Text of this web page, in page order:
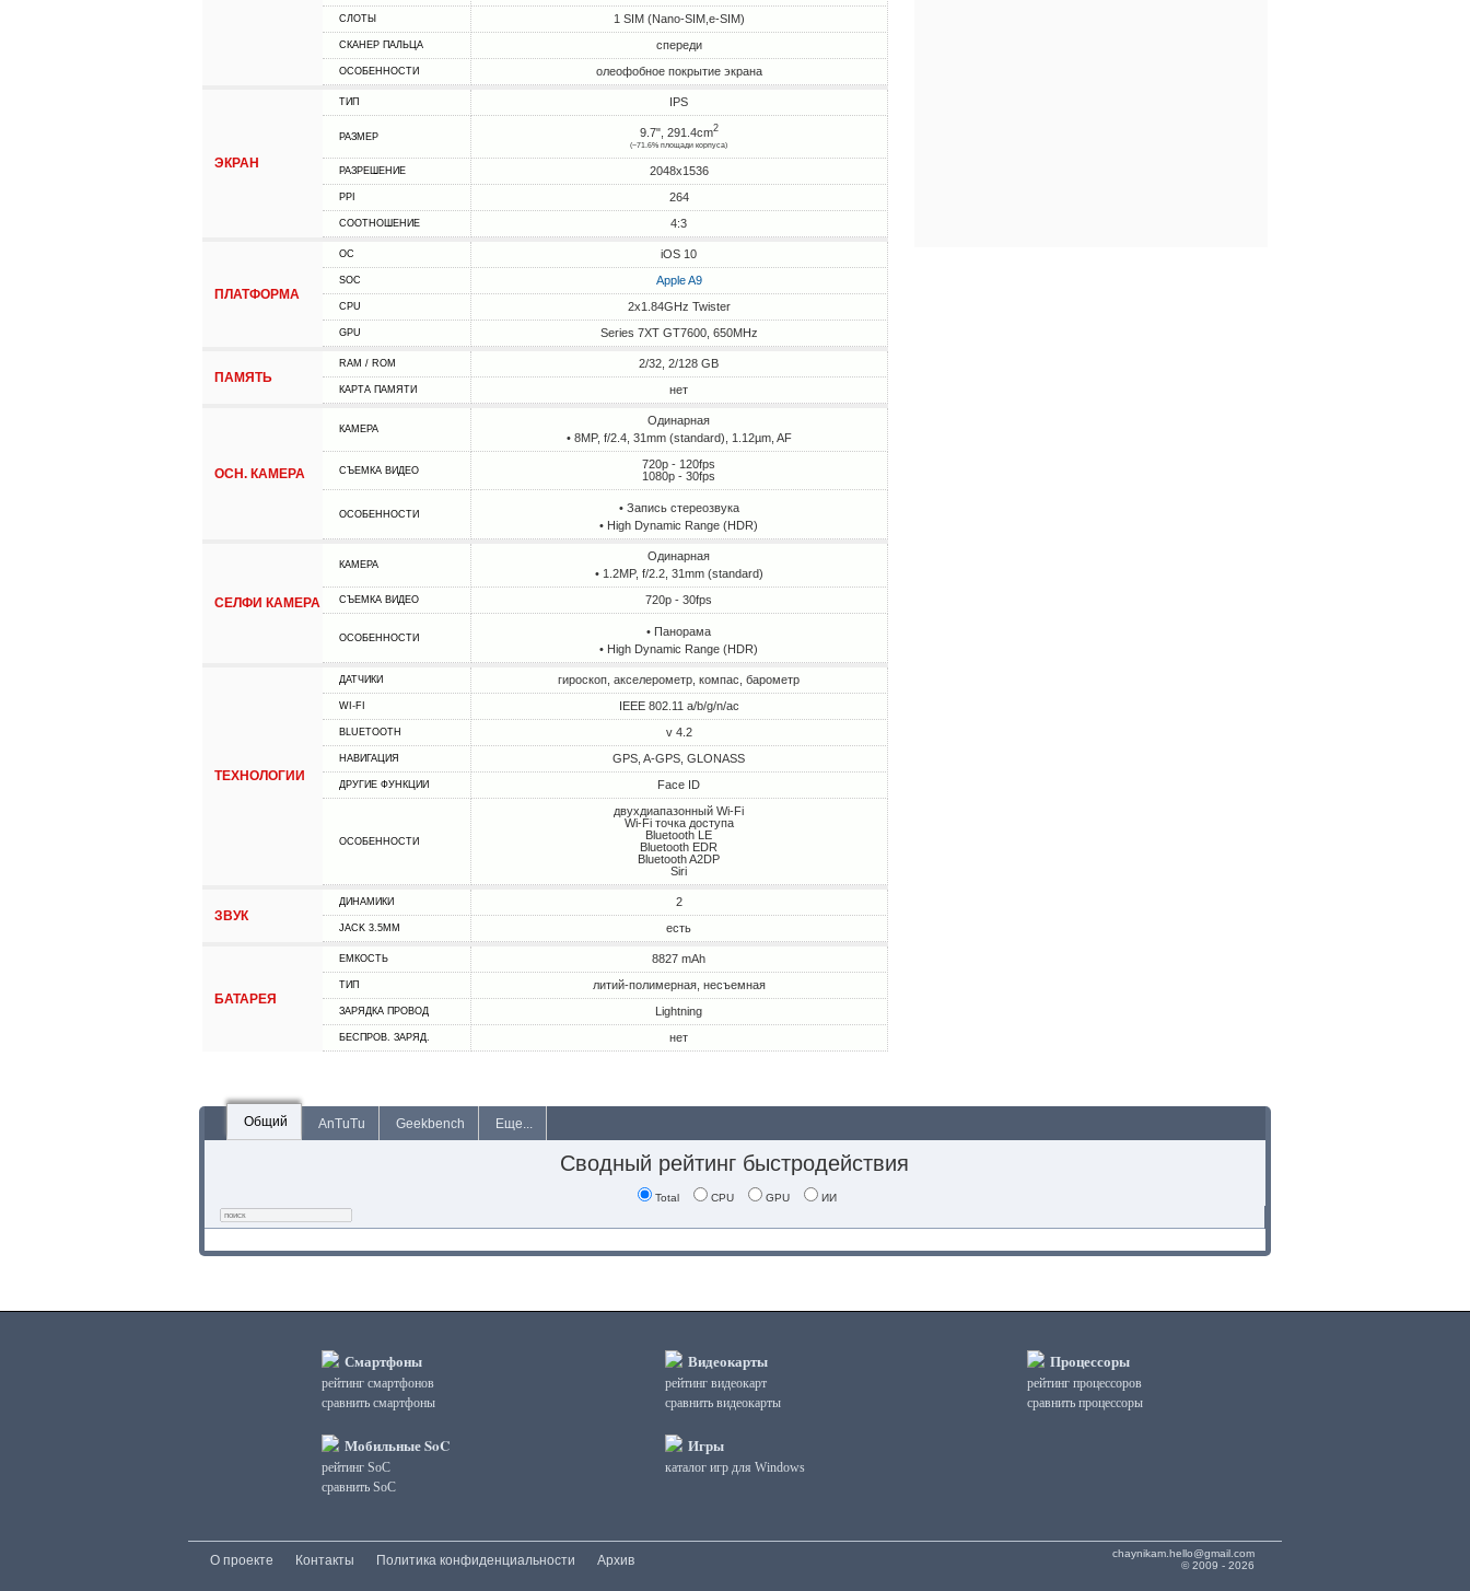
СЛОТЫ 1 SIM (Nano-SIM,e-SIM)
СКАНЕР ПАЛЬЦА спереди
ОСОБЕННОСТИ олеофобное покрытие экрана
ЭКРАН
ТИП IPS
РАЗМЕР 9.7", 291.4cm2
(~71.6% площади корпуса)
РАЗРЕШЕНИЕ 2048x1536
PPI 264
СООТНОШЕНИЕ 4:3
ПЛАТФОРМА
ОС iOS 10
SOC Apple A9
CPU 2x1.84GHz Twister
GPU Series 7XT GT7600, 650MHz
ПАМЯТЬ
RAM / ROM 2/32, 2/128 GB
КАРТА ПАМЯТИ нет
ОСН. КАМЕРА
КАМЕРА
Одинарная
• 8MP, f/2.4, 31mm (standard), 1.12µm, AF
СЪЕМКА ВИДЕО
720p - 120fps
1080p - 30fps
ОСОБЕННОСТИ
• Запись стереозвука
• High Dynamic Range (HDR)
СЕЛФИ КАМЕРА
КАМЕРА
Одинарная
• 1.2MP, f/2.2, 31mm (standard)
СЪЕМКА ВИДЕО 720p - 30fps
ОСОБЕННОСТИ
• Панорама
• High Dynamic Range (HDR)
ТЕХНОЛОГИИ
ДАТЧИКИ гироскоп, акселерометр, компас, барометр
WI-FI IEEE 802.11 a/b/g/n/ac
BLUETOOTH v 4.2
НАВИГАЦИЯ GPS, A-GPS, GLONASS
ДРУГИЕ ФУНКЦИИ Face ID
ОСОБЕННОСТИ
двухдиапазонный Wi-Fi
Wi-Fi точка доступа
Bluetooth LE
Bluetooth EDR
Bluetooth A2DP
Siri
ЗВУК
ДИНАМИКИ 2
JACK 3.5MM есть
БАТАРЕЯ
ЕМКОСТЬ 8827 mAh
ТИП литий-полимерная, несъемная
ЗАРЯДКА ПРОВОД Lightning
БЕСПРОВ. ЗАРЯД. нет
Общий AnTuTu Geekbench Еще...
Сводный рейтинг быстродействия
Total CPU GPU ИИ
Смартфоны
рейтинг смартфонов
сравнить смартфоны
Мобильные SoC
рейтинг SoC
сравнить SoC
Видеокарты
рейтинг видеокарт
сравнить видеокарты
Игры
каталог игр для Windows
Процессоры
рейтинг процессоров
сравнить процессоры
chaynikam.hello@gmail.com
© 2009 - 2026
О проекте Контакты Политика конфиденциальности Архив